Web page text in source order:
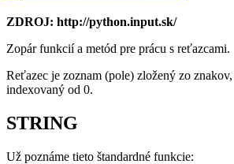
ZDROJ: http://python.input.sk/
Zopár funkcií a metód pre prácu s reťazcami.
Reťazec je zoznam (pole) zložený zo
indexovaný od 0.
STRING
Už poznáme tieto štandardné funkcie: